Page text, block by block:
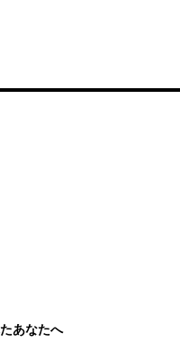
あなたへ